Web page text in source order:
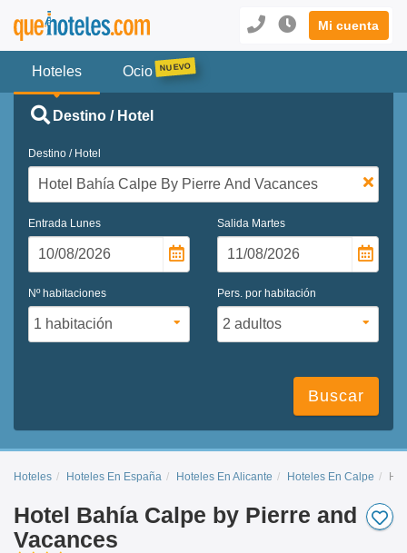
Mi cuenta
Hoteles Ocio
Destino / Hotel
Destino / Hotel
Entrada Lunes Salida Martes
Nº habitaciones Pers. por habitación
Buscar
Hoteles Hoteles En España Hoteles En Alicante Hoteles En Calpe
Hotel Bahía Calpe by Pierre and
Vacances